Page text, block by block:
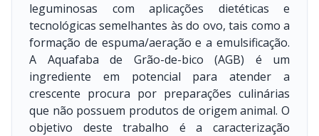
leguminosas com aplicações dietéticas e
tecnológicas semelhantes às do ovo, tais como a
formação de espuma/aeração e a emulsificação.
A Aquafaba de Grão-de-bico (AGB) é um
ingrediente em potencial para atender a
crescente procura por preparações culinárias
que não possuem produtos de origem animal. O
objetivo deste trabalho é a caracterização